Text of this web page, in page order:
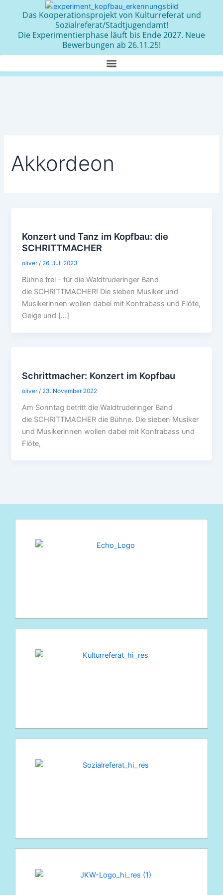
Das Kooperationsprojekt von Kulturreferat und
Sozialreferat/Stadtjugendamt!
Die Experimentierphase läuft bis Ende 2027. Neue
Bewerbungen ab 26.11.25!
Akkordeon
Konzert und Tanz im Kopfbau: die
SCHRITTMACHER
oliver/ 26. Juli 2023
Bühne frei – für die Waldtruderinger Band
die SCHRITTMACHER! Die sieben Musiker und
Musikerinnen wollen dabei mit Kontrabass und Flöte,
Geige und […]
Schrittmacher: Konzert im Kopfbau
oliver/ 23. November 2022
Am Sonntag betritt die Waldtruderinger Band
die SCHRITTMACHER die Bühne. Die sieben Musiker
und Musikerinnen wollen dabei mit Kontrabass und
Flöte,